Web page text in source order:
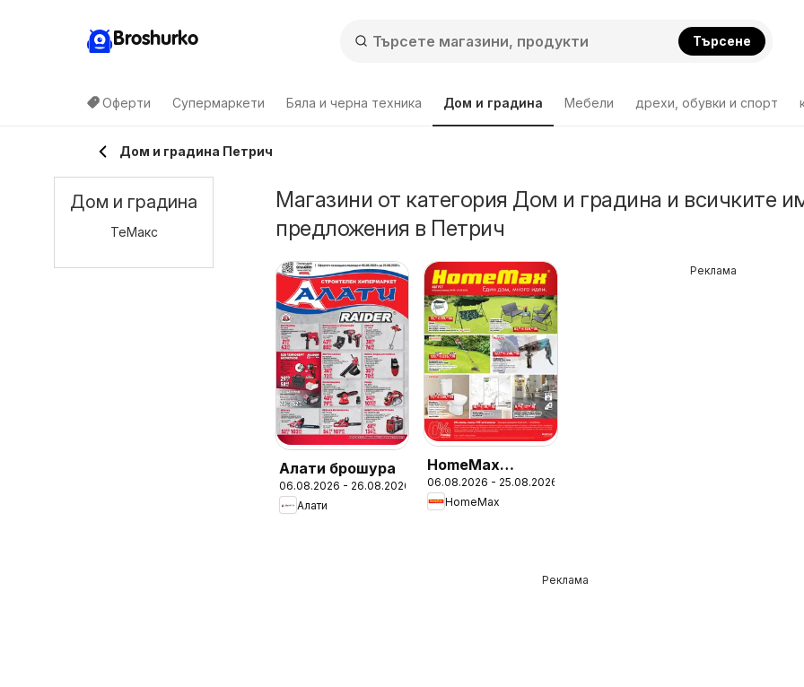
Broshurko Търсене
Оферти Супермаркети Бяла и черна техника Дом и градина Мебели дрехи, обувки и спорт
Дом и градина Петрич
Магазини от категория Дом и градина и всичките
предложения в Петрич
Алати брошура
06.08.2026 - 26.08.2026
Алати
HomeMax
брошура
06.08.2026 - 25.08.2026
HomeMax
Реклама
Реклама
Дом и градина
ТеMакс